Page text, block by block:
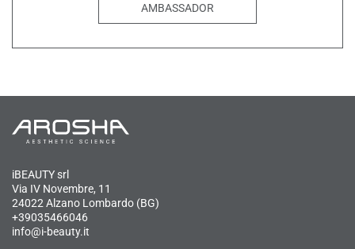
AMBASSADOR
iBEAUTY srl
Via IV Novembre, 11
24022 Alzano Lombardo (BG)
+39035466046
info@i-beauty.it